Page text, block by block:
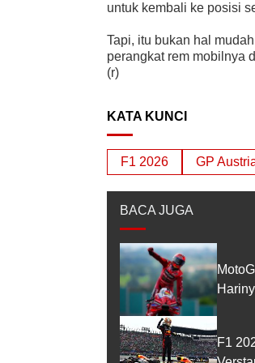
untuk kembali ke posisi
Tapi, itu bukan hal
perangkat rem mobilnya
(r)
KATA KUNCI
F1 2026 GP
BACA JUGA
F1